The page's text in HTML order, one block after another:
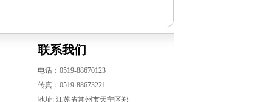
联系我们
电话：0519-88670123
传真：0519-88673221
地址: 江苏省常州市天宁区郑